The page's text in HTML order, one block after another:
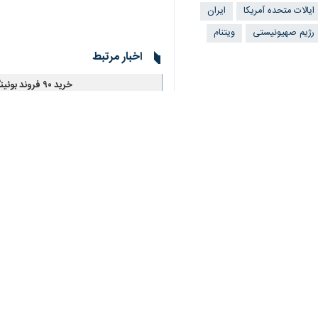
ایالات متحده آمریکا
ایران
رژیم صهیونیستی
ویتنام
اخبار مرتبط
خرید ۹۰ فروند بوئینگ؛ محور دیدار ترامپ و رهبر ویتنام